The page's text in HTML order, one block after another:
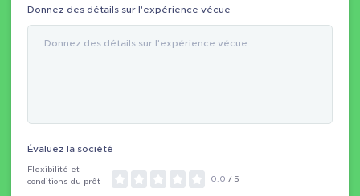
Donnez des détails sur l'expérience vécue
Évaluez la société
Flexibilité et
conditions du prêt
0.0 / 5